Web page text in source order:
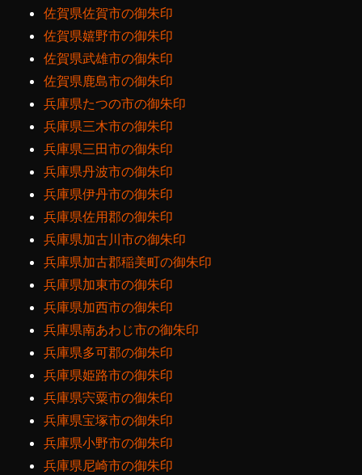
佐賀県佐賀市の御朱印
佐賀県嬉野市の御朱印
佐賀県武雄市の御朱印
佐賀県鹿島市の御朱印
兵庫県たつの市の御朱印
兵庫県三木市の御朱印
兵庫県三田市の御朱印
兵庫県丹波市の御朱印
兵庫県伊丹市の御朱印
兵庫県佐用郡の御朱印
兵庫県加古川市の御朱印
兵庫県加古郡稲美町の御朱印
兵庫県加東市の御朱印
兵庫県加西市の御朱印
兵庫県南あわじ市の御朱印
兵庫県多可郡の御朱印
兵庫県姫路市の御朱印
兵庫県宍粟市の御朱印
兵庫県宝塚市の御朱印
兵庫県小野市の御朱印
兵庫県尼崎市の御朱印